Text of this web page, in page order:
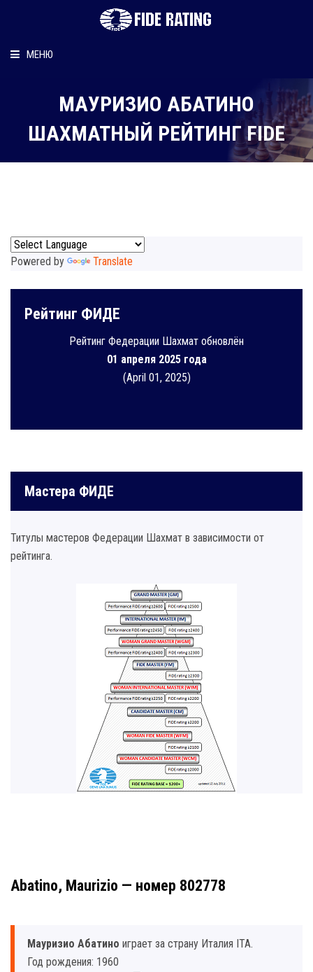
МЕНЮ
Рейтинг шахматиста
Персональный информер
МАУРИЗИО АБАТИНО
ШАХМАТНЫЙ РЕЙТИНГ FIDE
Powered by Translate
Рейтинг ФИДЕ
Рейтинг Федерации Шахмат обновлён
01 апреля 2025 года
(April 01, 2025)
Мастера ФИДЕ
Титулы мастеров Федерации Шахмат в зависимости от
рейтинга.
Abatino, Maurizio — номер 802778
Мауризио Абатино играет за страну Италия ITA.
Год рождения: 1960